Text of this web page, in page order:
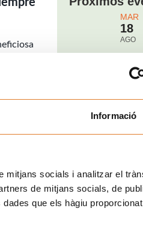
Informació
mitjans socials i analitzar el
de mitjans socials, de
que els hàgiu
o
que en
las
MAR
18
AGO
30
SÁB